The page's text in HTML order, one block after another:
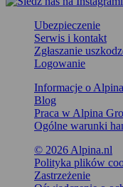
Ubezpieczenie
Serwis i kontakt
Zgłaszanie
Logowanie
Informacje o Alpina
Blog
Praca w Alpina
Ogólne warunki
© 2026 Alpina.nl
Polityka plików
Zastrzeżenie